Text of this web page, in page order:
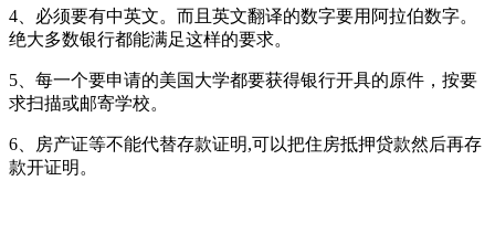
4、必须要有中英文。而且英文翻译的数字要用阿拉伯数字。
绝大多数银行都能满足这样的要求。
5、每一个要申请的美国大学都要获得银行开具的原件，按要
求扫描或邮寄学校。
6、房产证等不能代替存款证明,可以把住房抵押贷款然后再存
款开证明。